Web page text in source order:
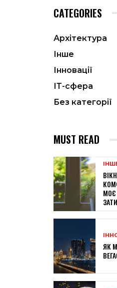
CATEGORIES
Архітектура
Інше
Інновації
ІТ-сфера
Без категорії
MUST READ
ЯК